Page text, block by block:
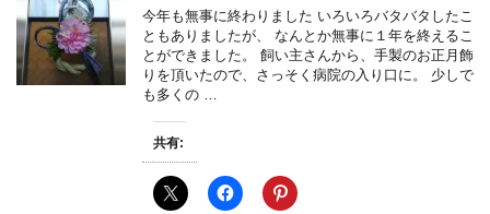
今年も無事に終わりました いろいろバタバタしたこ
ともありましたが、 なんとか無事に１年を終えるこ
とができました。 飼い主さんから、手製のお正月飾
りを頂いたので、さっそく病院の入り口に。 少しで
も多くの …
共有: